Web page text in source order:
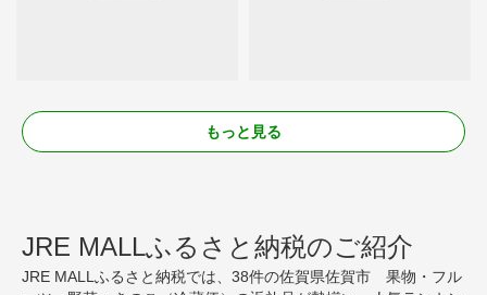
もっと見る
JRE MALLふるさと納税のご紹介
JRE MALLふるさと納税では、38件の佐賀県佐賀市 果物・フル